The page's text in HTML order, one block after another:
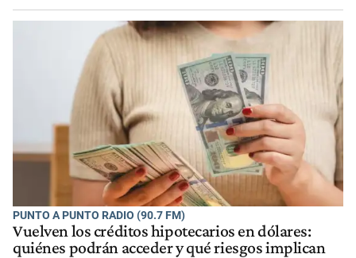
PUNTO A PUNTO RADIO (90.7 FM)
Vuelven los créditos hipotecarios en dólares:
quiénes podrán acceder y qué riesgos implican